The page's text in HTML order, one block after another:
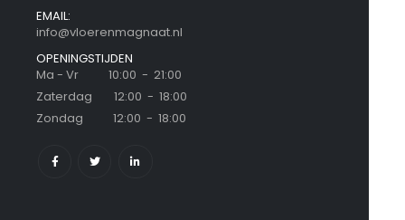
EMAIL:
info@vloerenmagnaat.nl
OPENINGSTIJDEN
Ma - Vr 10:00 - 21:00
Zaterdag 12:00 - 18:00
Zondag 12:00 - 18:00